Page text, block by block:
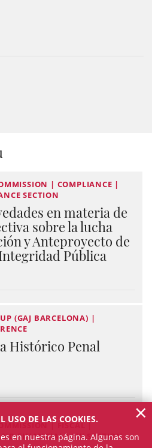
| COMPLIANCE |
SECTION
en materia de
sobre la lucha
y Anteproyecto de
Pública
(GAJ BARCELONA) |
Histórico Penal
| FISCAL |
FINANCIAL LAW SECTION
USO DE LAS COOKIES.
en nuestra página. Algunas son
×